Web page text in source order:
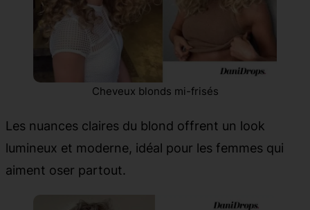
Cheveux blonds mi-frisés
Les nuances claires du blond offrent un look
lumineux et moderne, idéal pour les femmes qui
aiment oser partout.